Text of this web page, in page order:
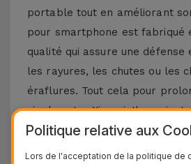
portable tout en améliorant
pour smartphone est fabriqué
qualité qui assure une défense
les rayures, les chutes ou les
éraflures. Tout cela pour
vie de votre Xiaomi. Il convient
que le matériau TPU a une
Politique relative aux
Lors de l'acceptation de la politique de